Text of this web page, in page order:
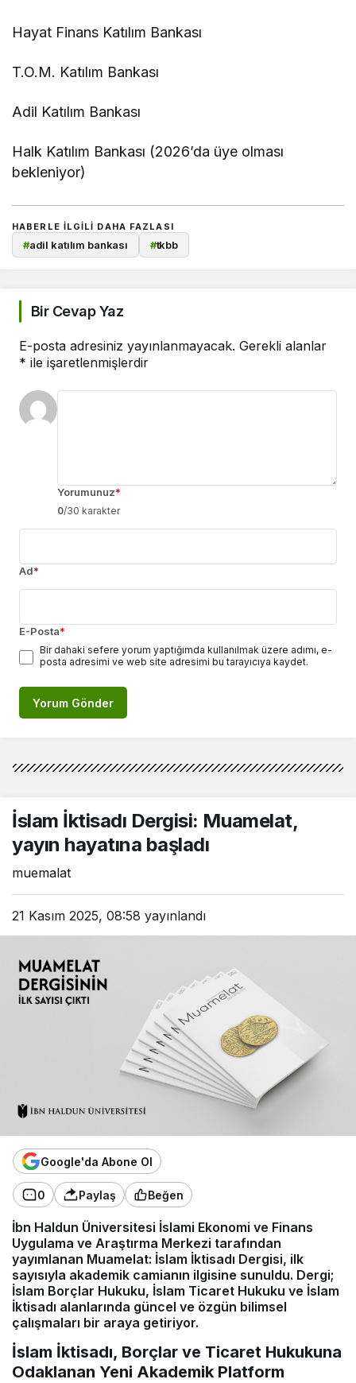
Hayat Finans Katılım Bankası
T.O.M. Katılım Bankası
Adil Katılım Bankası
Halk Katılım Bankası (2026’da üye olması
bekleniyor)
HABERLE ILGILI DAHA FAZLASI
#adil katılım bankası #tkbb
Bir Cevap Yaz
E-posta adresiniz yayınlanmayacak. Gerekli alanlar
* ile işaretlenmişlerdir
Yorumunuz*
0/30 karakter
Ad*
E-Posta*
Bir dahaki sefere yorum yaptığımda kullanılmak üzere adımı, e-
posta adresimi ve web site adresimi bu tarayıcıya kaydet.
Yorum Gönder
İslam İktisadı Dergisi: Muamelat,
yayın hayatına başladı
muemalat
21 Kasım 2025, 08:58 yayınlandı
Google'da Abone Ol
0 Paylaş Beğen
İbn Haldun Üniversitesi İslami Ekonomi ve Finans
Uygulama ve Araştırma Merkezi tarafından
yayımlanan Muamelat: İslam İktisadı Dergisi, ilk
sayısıyla akademik camianın ilgisine sunuldu. Dergi;
İslam Borçlar Hukuku, İslam Ticaret Hukuku ve İslam
İktisadı alanlarında güncel ve özgün bilimsel
çalışmaları bir araya getiriyor.
İslam İktisadı, Borçlar ve Ticaret Hukukuna
Odaklanan Yeni Akademik Platform